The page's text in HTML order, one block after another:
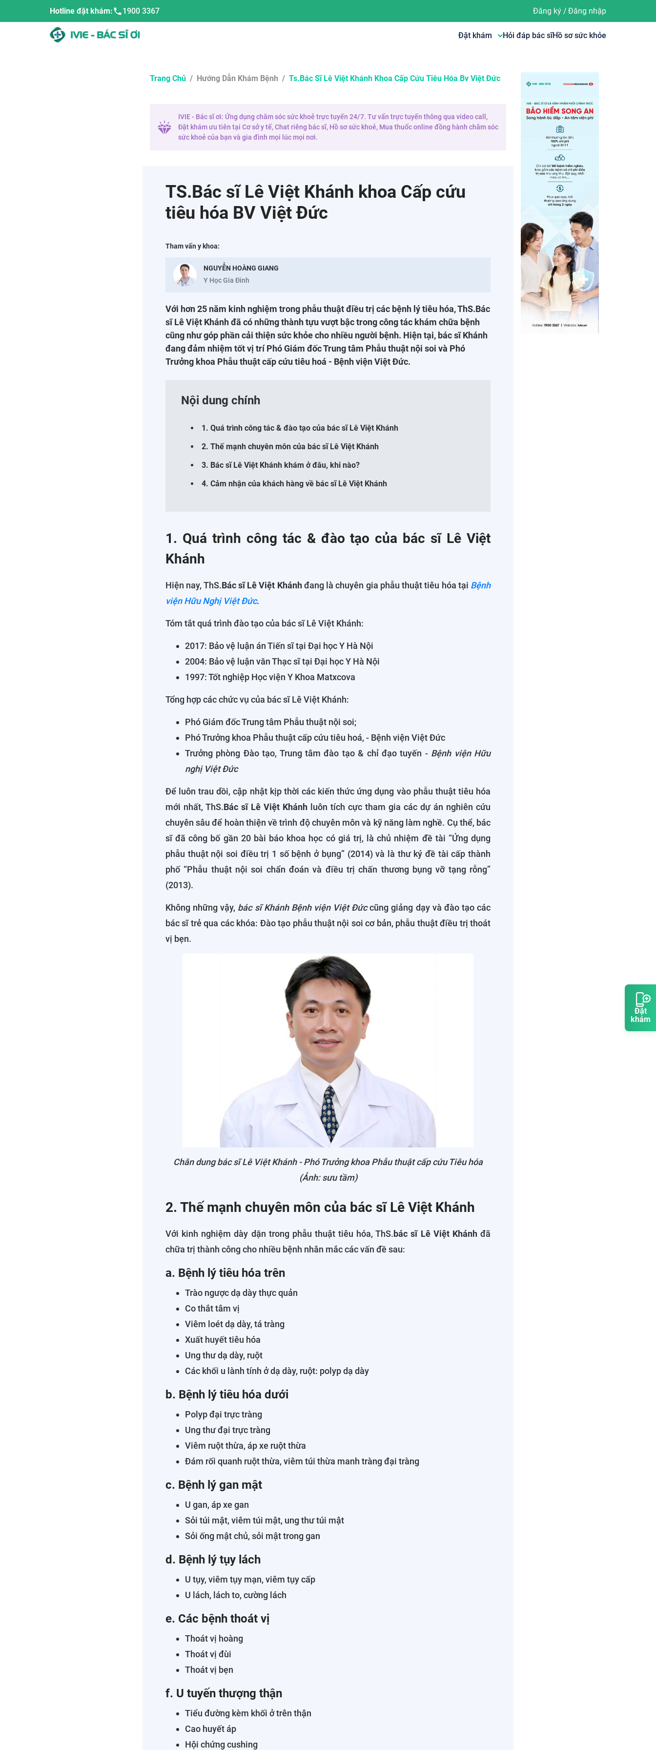
Đặt
khám
Hotline đặt khám: 1900 3367 Đăng ký/ Đăng nhập
Đặt khám Hỏi đáp bác sĩHồ sơ sức khỏe
Trang Chủ / Hướng Dẫn Khám Bệnh / Ts.bác Sĩ Lê Việt Khánh Khoa Cấp Cứu Tiêu Hóa Bv Việt Đức
IVIE - Bác sĩ ơi: Ứng dụng chăm sóc sức khoẻ trực tuyến 24/7. Tư vấn trực tuyến thông qua video call,
Đặt khám ưu tiên tại Cơ sở y tế, Chat riêng bác sĩ, Hồ sơ sức khoẻ, Mua thuốc online đồng hành chăm sóc
sức khoẻ của bạn và gia đình mọi lúc mọi nơi.
TS.Bác sĩ Lê Việt Khánh khoa Cấp cứu
tiêu hóa BV Việt Đức
Tham vấn y khoa:
NGUYỄN HOÀNG GIANG
Y Học Gia Đình
Với hơn 25 năm kinh nghiệm trong phẫu thuật điều trị các bệnh lý tiêu hóa, ThS.Bác
sĩ Lê Việt Khánh đã có những thành tựu vượt bậc trong công tác khám chữa bệnh
cũng như góp phần cải thiện sức khỏe cho nhiều người bệnh. Hiện tại, bác sĩ Khánh
đang đảm nhiệm tốt vị trí Phó Giám đốc Trung tâm Phẫu thuật nội soi và Phó
Trưởng khoa Phẫu thuật cấp cứu tiêu hoá - Bệnh viện Việt Đức.
Nội dung chính
1. Quá trình công tác & đào tạo của bác sĩ Lê Việt Khánh
2. Thế mạnh chuyên môn của bác sĩ Lê Việt Khánh
3. Bác sĩ Lê Việt Khánh khám ở đâu, khi nào?
4. Cảm nhận của khách hàng về bác sĩ Lê Việt Khánh
1. Quá trình công tác & đào tạo của bác sĩ Lê Việt
Khánh
Hiện nay, ThS.Bác sĩ Lê Việt Khánhđang là chuyên gia phẫu thuật tiêu hóa tại Bệnh
viện Hữu Nghị Việt Đức.
Tóm tắt quá trình đào tạo của bác sĩ Lê Việt Khánh:
2017: Bảo vệ luận án Tiến sĩ tại Đại học Y Hà Nội
2004: Bảo vệ luận văn Thạc sĩ tại Đại học Y Hà Nội
1997: Tốt nghiệp Học viện Y Khoa Matxcova
Tổng hợp các chức vụ của bác sĩ Lê Việt Khánh:
Phó Giám đốc Trung tâm Phẫu thuật nội soi;
Phó Trưởng khoa Phẫu thuật cấp cứu tiêu hoá, - Bệnh viện Việt Đức
Trưởng phòng Đào tạo, Trung tâm đào tạo & chỉ đạo tuyến - Bệnh viện Hữu
nghị Việt Đức
Để luôn trau dồi, cập nhật kịp thời các kiến thức ứng dụng vào phẫu thuật tiêu hóa
mới nhất, ThS.Bác sĩ Lê Việt Khánh luôn tích cực tham gia các dự án nghiên cứu
chuyên sâu để hoàn thiện về trình độ chuyên môn và kỹ năng làm nghề. Cụ thể, bác
sĩ đã công bố gần 20 bài báo khoa học có giá trị, là chủ nhiệm đề tài “Ứng dụng
phẫu thuật nội soi điều trị 1 số bệnh ở bụng” (2014) và là thư ký đề tài cấp thành
phố “Phẫu thuật nội soi chẩn đoán và điều trị chấn thương bụng vỡ tạng rỗng”
(2013).
Không những vậy, bác sĩ Khánh Bệnh viện Việt Đứccũng giảng dạy và đào tạo các
bác sĩ trẻ qua các khóa: Đào tạo phẫu thuật nội soi cơ bản, phẫu thuật điều trị thoát
vị bẹn.
Chân dung bác sĩ Lê Việt Khánh -Phó Trưởng khoa Phẫu thuật cấp cứu Tiêu hóa
(Ảnh: sưu tầm)
2. Thế mạnh chuyên môn của bác sĩ Lê Việt Khánh
Với kinh nghiệm dày dặn trong phẫu thuật tiêu hóa, ThS.bác sĩ Lê Việt Khánhđã
chữa trị thành công cho nhiều bệnh nhân mắc các vấn đề sau:
a. Bệnh lý tiêu hóa trên
Trào ngược dạ dày thực quản
Co thắt tâm vị
Viêm loét dạ dày, tá tràng
Xuất huyết tiêu hóa
Ung thư dạ dày, ruột
Các khối u lành tính ở dạ dày, ruột: polyp dạ dày
b. Bệnh lý tiêu hóa dưới
Polyp đại trực tràng
Ung thư đại trực tràng
Viêm ruột thừa, áp xe ruột thừa
Đám rối quanh ruột thừa, viêm túi thừa manh tràng đại tràng
c. Bệnh lý gan mật
U gan, áp xe gan
Sỏi túi mật, viêm túi mật, ung thư túi mật
Sỏi ống mật chủ, sỏi mật trong gan
d. Bệnh lý tụy lách
U tụy, viêm tụy mạn, viêm tụy cấp
U lách, lách to, cường lách
e. Các bệnh thoát vị
Thoát vị hoàng
Thoát vị đùi
Thoát vị bẹn
f. U tuyến thượng thận
Tiểu đường kèm khối ở trên thận
Cao huyết áp
Hội chứng cushing